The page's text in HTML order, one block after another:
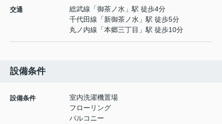
交通 総武線 「御茶ノ水 」駅 徒歩4分
千代田線 「新御茶ノ水 」駅 徒歩5分
丸ノ内線 「本郷三丁目 」駅 徒歩10分
設備条件
設備条件
室内洗濯機置場
フローリング
バルコニー